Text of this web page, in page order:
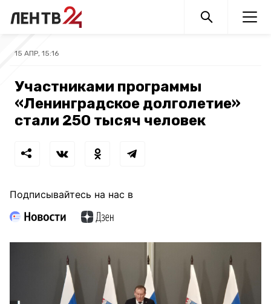
15 АПР, 15:16
Участниками программы
«Ленинградское долголетие»
стали 250 тысяч человек
Подписывайтесь на нас в